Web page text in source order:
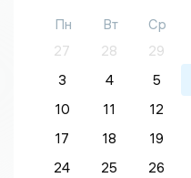
Пн Вт Ср
27
28 29
3
4 5
10
11 12
17
18 19
24
25 26